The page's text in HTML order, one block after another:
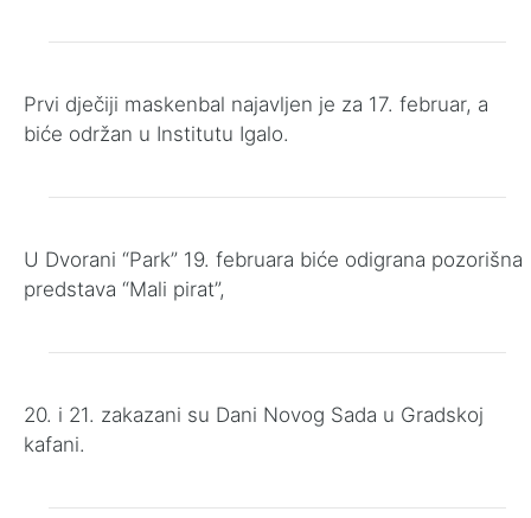
Prvi dječiji maskenbal najavljen je za 17. februar, a
biće održan u Institutu Igalo.
U Dvorani “Park” 19. februara biće odigrana pozorišna
predstava “Mali pirat”,
20. i 21. zakazani su Dani Novog Sada u Gradskoj
kafani.